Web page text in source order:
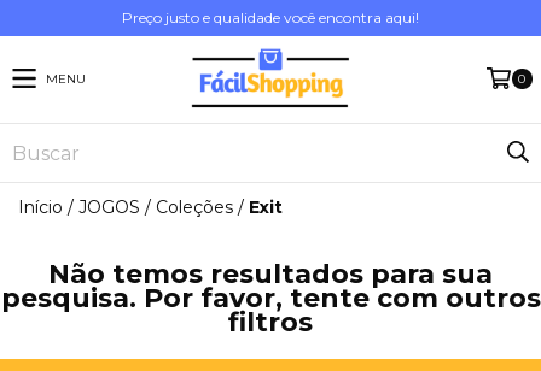
Preço justo e qualidade você encontra aqui!
MENU 0
Início / JOGOS / Coleções / Exit
Não temos resultados para sua
pesquisa. Por favor, tente com outros
filtros